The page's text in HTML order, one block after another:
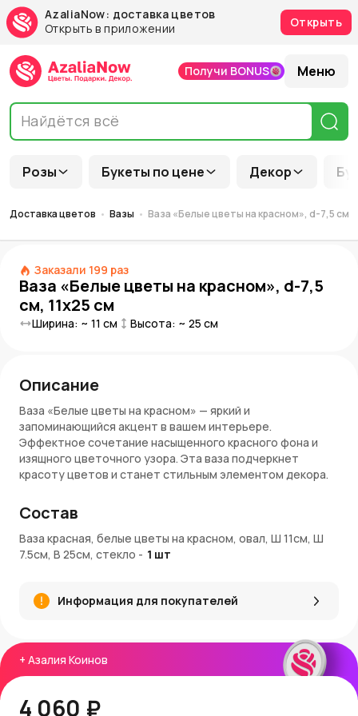
AzaliaNow: доставка цветов
Открыть в приложении
Открыть
Розы Букеты по цене Декор
Получи BONUS Меню
Доставка цветов Вазы Ваза «Белые цветы на красном», d-7,5 см,
Заказали 199 раз
Ваза «Белые цветы на красном», d-7,5
см, 11х25 см
Ширина: ~ 11 см Высота: ~ 25 см
+ Азалия Коинов
4 060 ₽
Описание
Ваза «Белые цветы на красном» — яркий и
запоминающийся акцент в вашем интерьере.
Эффектное сочетание насыщенного красного фона и
изящного цветочного узора. Эта ваза подчеркнет
красоту цветов и станет стильным элементом декора.
Выразительный дизайн: красный фон с белыми
цветами придает вазе характер и тепло
букетов, сухоцветов или в качестве
самостоятельного декоративного элемента
современных, так и в классических интерьерах
Заказ и доставка:
интернет-магазине
Состав
Ваза красная, белые цветы на красном, овал, Ш 11см, Ш
7.5см, В 25см, стекло - 1 шт
Информация для покупателей